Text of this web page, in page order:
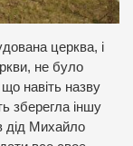
церква, і
не було
навіть назву
зберегла іншу
дід Михайло